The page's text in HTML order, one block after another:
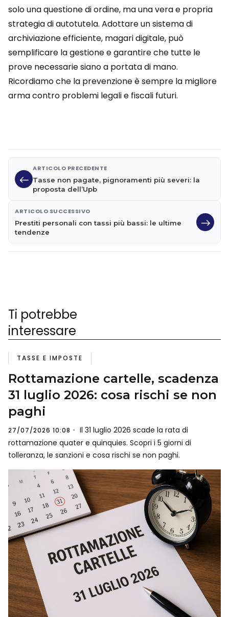
solo una questione di ordine, ma una vera e propria
strategia di autotutela. Adottare un sistema di
archiviazione efficiente, magari digitale, può
semplificare la gestione e garantire che tutte le
prove necessarie siano a portata di mano.
Ricordiamo che la prevenzione è sempre la migliore
arma contro problemi legali e fiscali futuri.
ARTICOLO PRECEDENTE
Tasse non pagate, pignoramenti più severi: la
proposta dell’Upb
ARTICOLO SUCCESSIVO
Prestiti personali con tassi più bassi: le ultime
tendenze
Ti potrebbe
interessare
TASSE E IMPOSTE
Rottamazione cartelle, scadenza
31 luglio 2026: cosa rischi se non
paghi
27/07/2026 10:08
Il 31 luglio 2026 scade la rata di
rottamazione quater e quinquies. Scopri i 5 giorni di
tolleranza, le sanzioni e cosa rischi se non paghi.